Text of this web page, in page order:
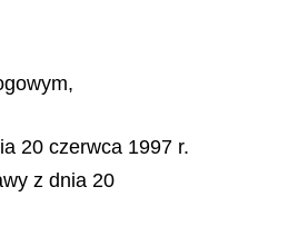
20 czerwca 1997 r.
z dnia 20